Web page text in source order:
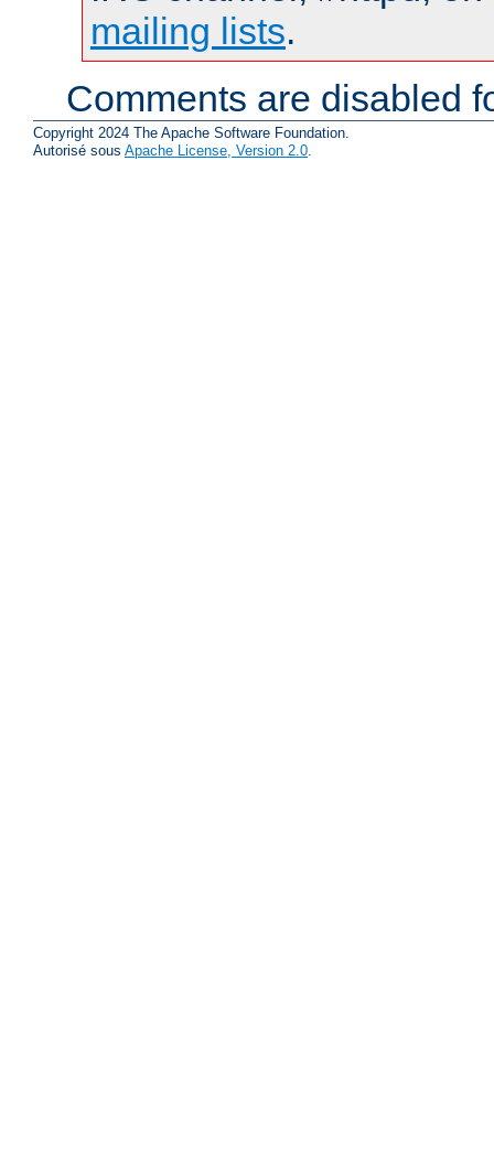
mailing lists.
Comments are disabled
Copyright 2024 The Apache Software Foundation.
Autorisé sous Apache License, Version 2.0.